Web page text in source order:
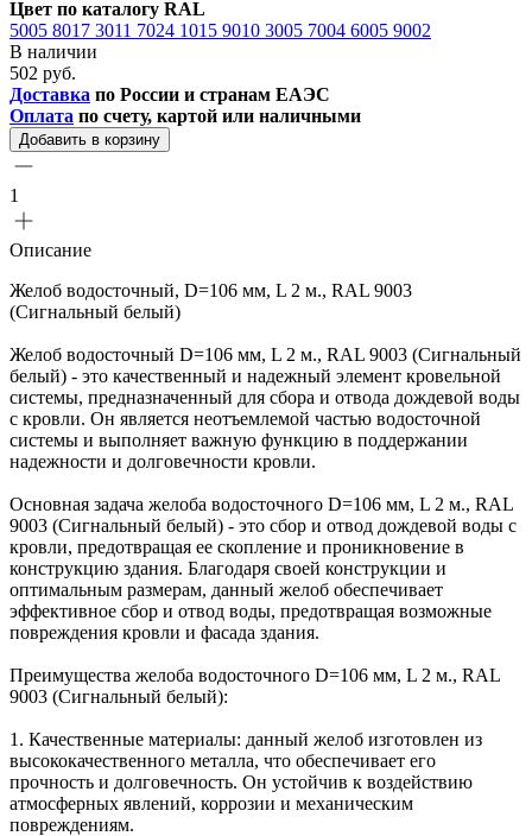
Цвет по каталогу RAL
5005 8017 3011 7024 1015 9010 3005 7004 6005 9002
В наличии
502 руб.
Доставка по России и странам ЕАЭС
Оплата по счету, картой или наличными
Добавить в корзину
1
Описание
Желоб водосточный, D=106 мм, L 2 м., RAL 9003
(Сигнальный белый)
Желоб водосточный D=106 мм, L 2 м., RAL 9003 (Сигнальный
белый) - это качественный и надежный элемент кровельной
системы, предназначенный для сбора и отвода дождевой воды
с кровли. Он является неотъемлемой частью водосточной
системы и выполняет важную функцию в поддержании
надежности и долговечности кровли.
Основная задача желоба водосточного D=106 мм, L 2 м., RAL
9003 (Сигнальный белый) - это сбор и отвод дождевой воды с
кровли, предотвращая ее скопление и проникновение в
конструкцию здания. Благодаря своей конструкции и
оптимальным размерам, данный желоб обеспечивает
эффективное сбор и отвод воды, предотвращая возможные
повреждения кровли и фасада здания.
Преимущества желоба водосточного D=106 мм, L 2 м., RAL
9003 (Сигнальный белый):
1. Качественные материалы: данный желоб изготовлен из
высококачественного металла, что обеспечивает его
прочность и долговечность. Он устойчив к воздействию
атмосферных явлений, коррозии и механическим
повреждениям.